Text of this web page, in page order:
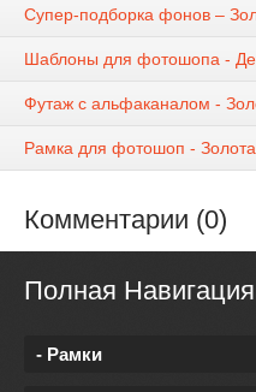
Супер-подборка фонов –
Шаблоны для фотошопа -
Футаж с альфаканалом -
Рамка для фотошоп -
Комментарии (0)
Полная Навигация
- Рамки